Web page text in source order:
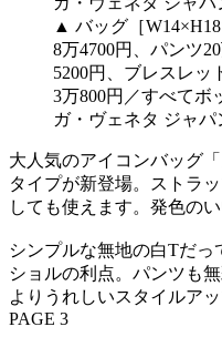
▲ バッグ［
8万4700円、パンツ
5200円、ブレスレッ
3万800円／すべてボ
ガ・ヴェネタ ジャパ
大人気のアイコンバッグ
タイプが新登場。ストラ
しても使えます。発色の
シンプルな無地の白Tだ
ショルの利点。パンツも
よりうれしいスタイルア
PAGE 3